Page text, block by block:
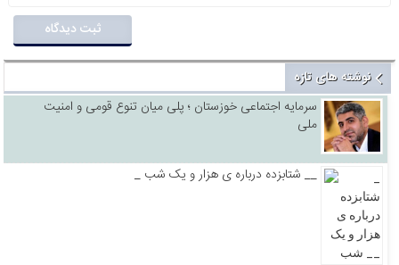
نوشته های تازه
سرمایه اجتماعی خوزستان ؛ پلی میان تنوع قومی و امنیت
ملی
_ شتابزده درباره ی هزار و یک شب __